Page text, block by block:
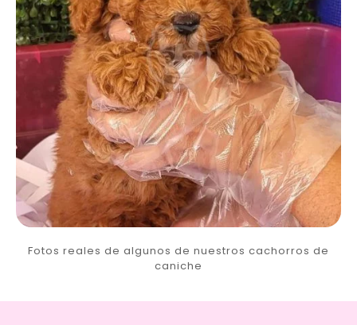
Fotos reales de algunos de nuestros cachorros de
caniche